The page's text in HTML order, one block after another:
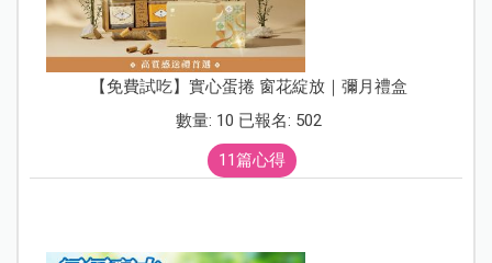
【免費試吃】實心蛋捲 窗花綻放｜彌月禮盒
數量: 10 已報名: 502
11篇心得